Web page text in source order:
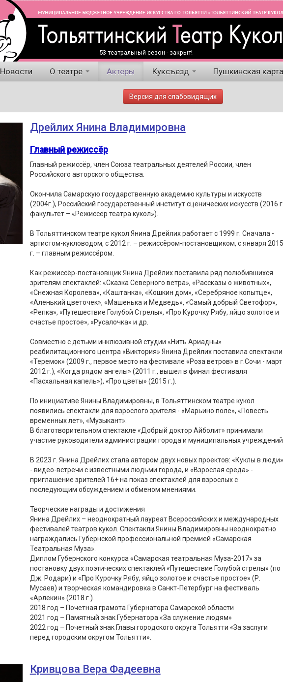
53 театральный сезон - закрыт!
Новости О театре Актеры Куксъезд Пушкинская карта
Версия для слабовидящих
Дрейлих Янина Владимировна
Главный режиссёр
Главный режиссёр, член Союза театральных деятелей России, член
Российского авторского общества.
Окончила Самарскую государственную академию культуры и искусств
(2004г.), Российский государственный институт сценических искусств (2016
факультет – «Режиссёр театра кукол»).
В Тольяттинском театре кукол Янина Дрейлих работает с 1999 г. Сначала -
артистом-кукловодом, с 2012 г. – режиссёром-постановщиком, с января 2015
г. – главным режиссёром.
Как режиссёр-постановщик Янина Дрейлих поставила ряд полюбившихся
зрителям спектаклей: «Сказка Северного ветра», «Рассказы о животных»,
«Снежная Королева», «Каштанка», «Кошкин дом», «Серебряное копытце»,
«Аленький цветочек», «Машенька и Медведь», «Самый добрый Светофор»,
«Репка», «Путешествие Голубой Стрелы», «Про Курочку Рябу, яйцо золотое и
счастье простое», «Русалочка» и др.
Совместно с детьми инклюзивной студии «Нить Ариадны»
реабилитационного центра «Виктория» Янина Дрейлих поставила спектакли
«Теремок» (2009 г., первое место на фестивале «Роза ветров» в г.Сочи - март
2012 г.), «Когда рядом ангелы» (2011 г., вышел в финал фестиваля
«Пасхальная капель»), «Про цветы» (2015 г.).
По инициативе Янины Владимировны, в Тольяттинском театре кукол
появились спектакли для взрослого зрителя - «Марьино поле», «Повесть
временных лет», «Музыкант».
В благотворительном спектакле «Добрый доктор Айболит» принимали
участие руководители администрации города и муниципальных
В 2023 г. Янина Дрейлих стала автором двух новых проектов: «Куклы в люди»
- видео-встречи с известными людьми города, и «Взрослая среда» -
приглашение зрителей 16+ на показ спектаклей для взрослых с
последующим обсуждением и обменом мнениями.
Творческие награды и достижения
Янина Дрейлих – неоднократный лауреат Всероссийских и международных
фестивалей театров кукол. Спектакли Янины Владимировны неоднократно
награждались Губернской профессиональной премией «Самарская
Театральная Муза».
Диплом Губернского конкурса «Самарская театральная Муза-2017» за
постановку двух поэтических спектаклей «Путешествие Голубой стрелы» (по
Дж. Родари) и «Про Курочку Рябу, яйцо золотое и счастье простое» (Р.
Мусаев) и творческая командировка в Санкт-Петербург на фестиваль
«Арлекин» (2018 г.).
2018 год – Почетная грамота Губернатора Самарской области
2021 год – Памятный знак Губернатора «За служение людям»
2022 год – Почетный знак Главы городского округа Тольятти «За заслуги
перед городским округом Тольятти».
Кривцова Вера Фадеевна